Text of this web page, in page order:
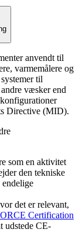
anvendt til
varmemålere og
til
væsker end
Directive (MID).
som en aktivitet
den tekniske
det er relevant,
Certification
udstede CE-